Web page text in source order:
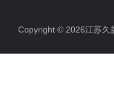
Copyright © 2026江苏